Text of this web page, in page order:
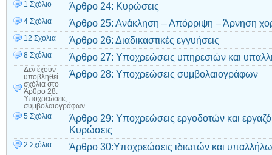
1 Σχόλιο Άρθρο 24: Κυρώσεις
4 Σχόλια Άρθρο 25: Ανάκληση – Απόρριψη – Άρνηση
12 Σχόλια Άρθρο 26: Διαδικαστικές εγγυήσεις
8 Σχόλια Άρθρο 27: Υποχρεώσεις υπηρεσιών και
Δεν έχουν
υποβληθεί
σχόλια στο
Άρθρο 28:
Υποχρεώσεις
συμβολαιογράφων
Άρθρο 28: Υποχρεώσεις συμβολαιογράφων
5 Σχόλια
Άρθρο 29: Υποχρεώσεις εργοδοτών και
Κυρώσεις
2 Σχόλια Άρθρο 30:Υποχρεώσεις ιδιωτών και